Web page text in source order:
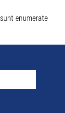
enumerate